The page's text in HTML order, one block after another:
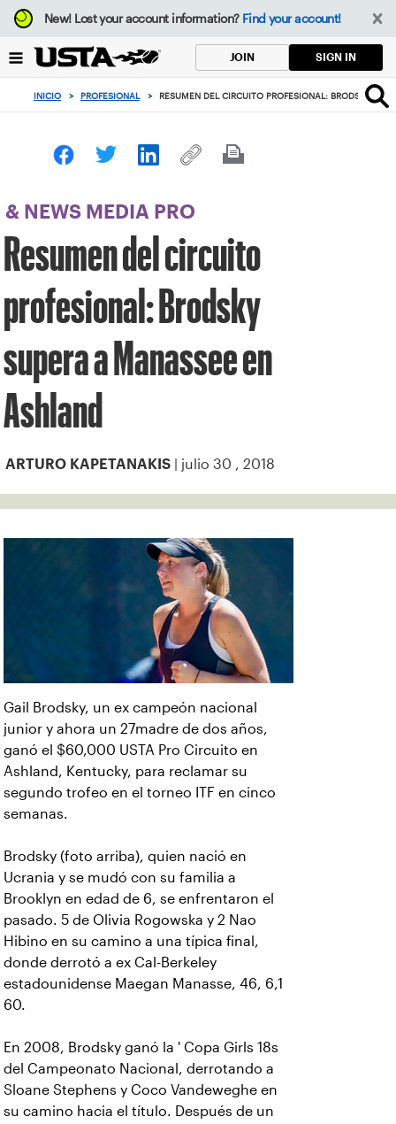
Enfoque
desde
botón
volver
principio
New!Lost your account information? Find your account!
JOIN SIGN IN
INICIO > PROFESIONAL > RESUMEN DEL CIRCUITO PROFESIONAL: BRODSKY
& NEWS MEDIA PRO
Resumen del circuito
profesional: Brodsky
supera a Manassee en
Ashland
ARTURO KAPETANAKIS | julio 30 , 2018
Gail Brodsky, un ex campeón nacional
junior y ahora un 27madre de dos años,
ganó el $60,000 USTA Pro Circuito en
Ashland, Kentucky, para reclamar su
segundo trofeo en el torneo ITF en cinco
semanas.
Brodsky (foto arriba), quien nació en
Ucrania y se mudó con su familia a
Brooklyn en edad de 6, se enfrentaron el
pasado. 5 de Olivia Rogowska y 2 Nao
Hibino en su camino a una típica final,
donde derrotó a ex Cal-Berkeley
estadounidense Maegan Manasse, 46, 6,1
60.
En 2008, Brodsky ganó la ' Copa Girls 18s
del Campeonato Nacional, derrotando a
Sloane Stephens y Coco Vandeweghe en
su camino hacia el título. Después de un